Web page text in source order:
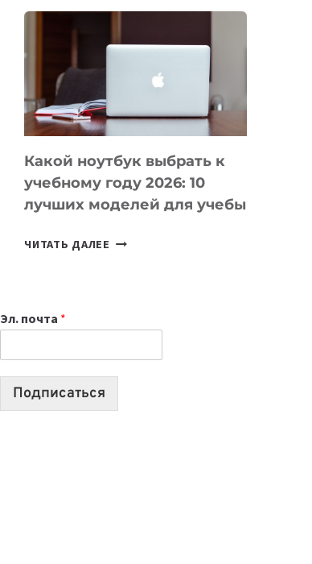
КОТОРЫЕ
СОЗДАВАТЬ
БЕЗ
КОДА
Какой ноутбук выбрать к
учебному году 2026: 10
лучших моделей для учебы
ЧИТАТЬ ДАЛЕЕ КАКОЙ
2026:
10
Эл. почта *
Подписаться